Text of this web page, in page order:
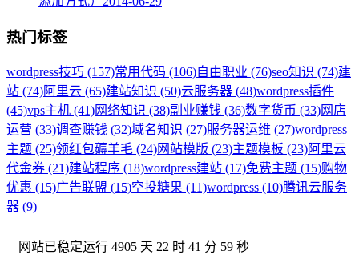
热门标签
wordpress技巧 (157)常用代码 (106)自由职业 (76)seo知识 (74)建
站 (74)阿里云 (65)建站知识 (50)云服务器 (48)wordpress插件
(45)vps主机 (41)网络知识 (38)副业赚钱 (36)数字货币 (33)网店
运营 (33)调查赚钱 (32)域名知识 (27)服务器运维 (27)wordpress
主题 (25)领红包薅羊毛 (24)网站模版 (23)主题模板 (23)阿里云
代金券 (21)建站程序 (18)wordpress建站 (17)免费主题 (15)购物
优惠 (15)广告联盟 (15)空投糖果 (11)wordpress (10)腾讯云服务
器 (9)
网站已稳定运行 4905 天 22 时 42 分 1 秒